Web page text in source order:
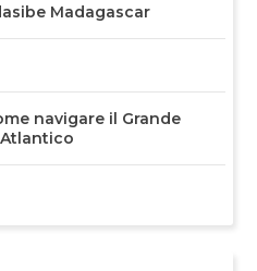
Madagascar
navigare il Grande